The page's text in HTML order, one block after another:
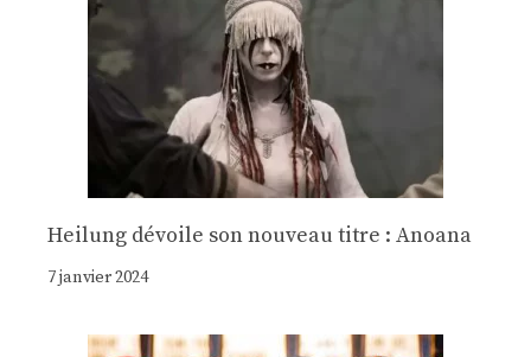
Heilung dévoile son nouveau titre : Anoana
7 janvier 2024